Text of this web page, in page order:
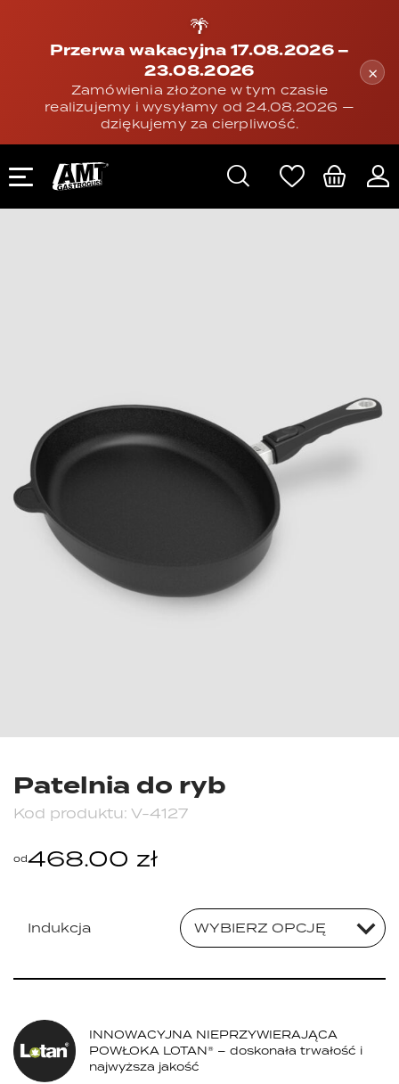
🌴
Przerwa wakacyjna 17.08.2026 –
23.08.2026
Zamówienia złożone w tym czasie
realizujemy i wysyłamy od 24.08.2026 —
dziękujemy za cierpliwość.
×
Patelnia do ryb
Kod produktu: V-4127
od468.00 zł
Indukcja WYBIERZ OPCJĘ
INNOWACYJNA NIEPRZYWIERAJĄCA
POWŁOKA LOTAN® – doskonała trwałość i
najwyższa jakość